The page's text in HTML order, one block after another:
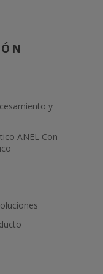
y
ANEL Con